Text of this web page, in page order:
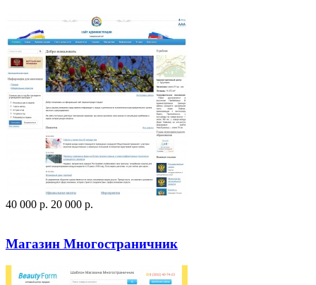
40 000 p. 20 000 p.
Магазин Многостраничник